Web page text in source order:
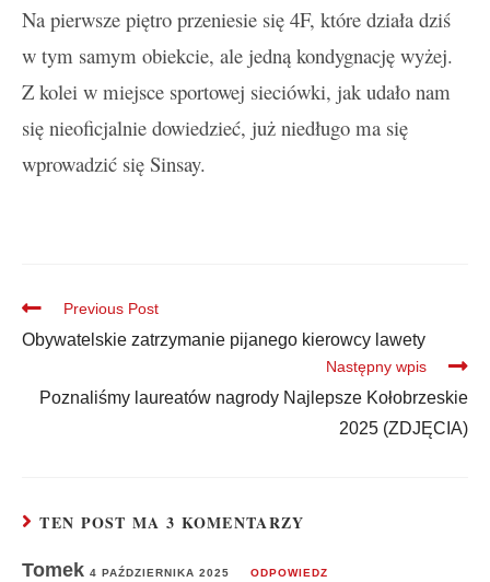
Na pierwsze piętro przeniesie się 4F, które działa dziś
w tym samym obiekcie, ale jedną kondygnację wyżej.
Z kolei w miejsce sportowej sieciówki, jak udało nam
się nieoficjalnie dowiedzieć, już niedługo ma się
wprowadzić się Sinsay.
Previous Post
Obywatelskie zatrzymanie pijanego kierowcy lawety
Następny wpis
Poznaliśmy laureatów nagrody Najlepsze Kołobrzeskie
2025 (ZDJĘCIA)
TEN POST MA 3 KOMENTARZY
Tomek 4 PAŹDZIERNIKA 2025 ODPOWIEDZ